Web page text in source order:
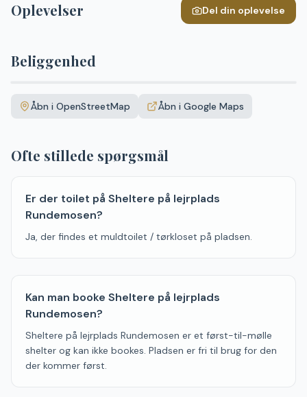
Oplevelser Del din oplevelse
Beliggenhed
+Åbn i OpenStreetMap Åbn i Google Maps
Ofte stillede spørgsmål
Er der toilet på Sheltere på lejrplads
Rundemosen?
Ja, der findes et muldtoilet / tørkloset på pladsen.
Kan man booke Sheltere på lejrplads
Rundemosen?
Sheltere på lejrplads Rundemosen er et først-til-mølle
shelter og kan ikke bookes. Pladsen er fri til brug for den
der kommer først.